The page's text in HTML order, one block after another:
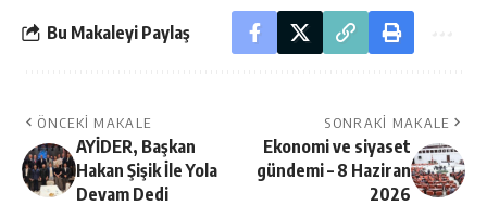
Bu Makaleyi Paylaş
ÖNCEKI MAKALE
AYİDER, Başkan
Hakan Şişik İle Yola
Devam Dedi
SONRAKI MAKALE
Ekonomi ve siyaset
gündemi – 8 Haziran
2026